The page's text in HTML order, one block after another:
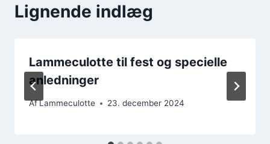
Lignende indlæg
Lammeculotte til fest og specielle
anledninger
AfLammeculotte 23. december 2024